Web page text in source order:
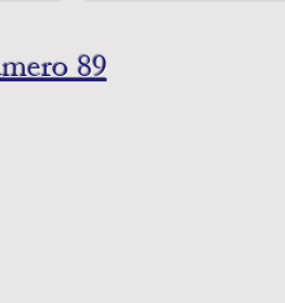
89